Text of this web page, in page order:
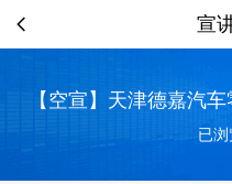
宣
【空宣】天津德嘉汽
已